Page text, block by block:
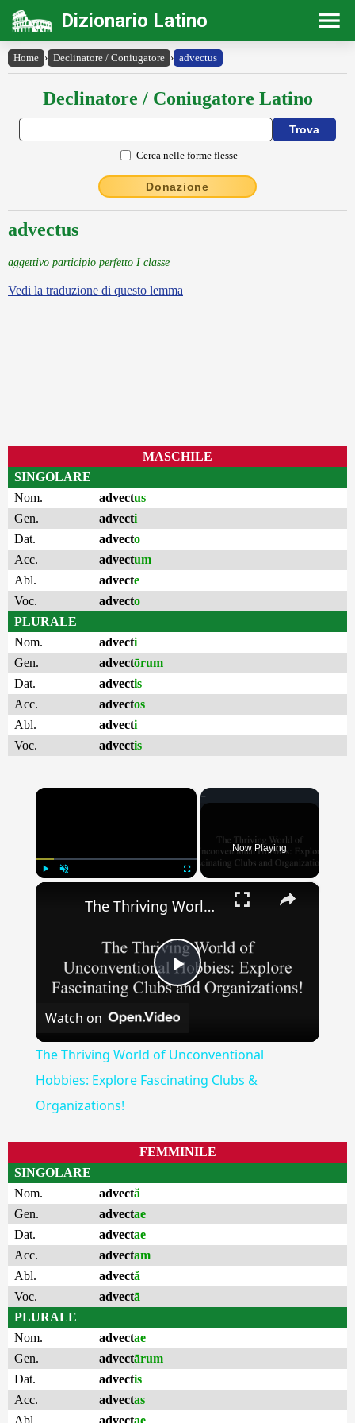
Dizionario Latino
Home › Declinatore / Coniugatore › advectus
Declinatore / Coniugatore Latino
Cerca nelle forme flesse
Donazione
advectus
aggettivo participio perfetto I classe
Vedi la traduzione di questo lemma
MASCHILE
SINGOLARE
Nom.
advectus
Gen.
advecti
Dat.
advecto
Acc.
advectum
Abl.
advecte
Voc.
advecto
PLURALE
Nom.
advecti
Gen.
advectōrum
Dat.
advectis
Acc.
advectos
Abl.
advecti
Voc.
advectis
×
Now Playing
×
Play
The Thriving World of Unconventional Hobbies: Explore Fascinating Clubs & Organizations!
Watch on
The Thriving World of Unconventional
Hobbies: Explore Fascinating Clubs &
Organizations!
FEMMINILE
SINGOLARE
Nom.
advectă
Gen.
advectae
Dat.
advectae
Acc.
advectam
Abl.
advectă
Voc.
advectā
PLURALE
Nom.
advectae
Gen.
advectārum
Dat.
advectis
Acc.
advectas